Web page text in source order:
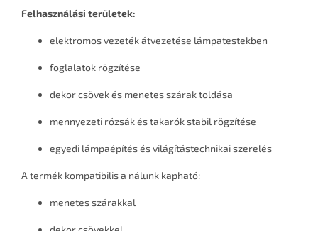
Felhasználási területek:
elektromos vezeték átvezetése lámpatestekben
foglalatok rögzítése
dekor csövek és menetes szárak toldása
mennyezeti rózsák és takarók stabil rögzítése
egyedi lámpaépítés és világítástechnikai szerelés
A termék kompatibilis a nálunk kapható:
menetes szárakkal